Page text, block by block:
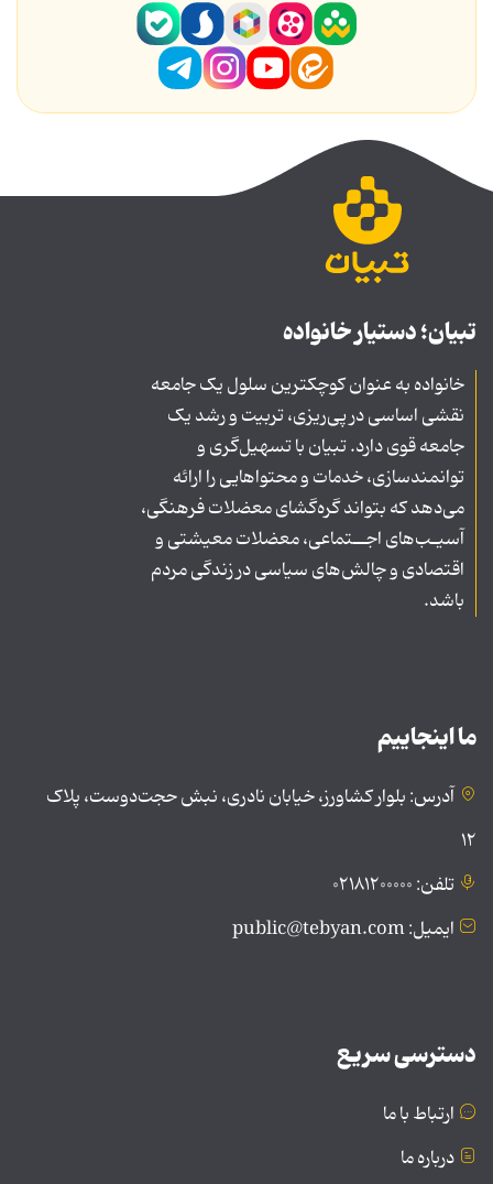
تبیان؛ دستیار خانواده
خانواده به عنوان کوچکترین سلول یک جامعه
نقشی اساسی در پی‌ریزی، تربیت و رشد یک
جامعه قوی دارد. تبیان با تسهیل‌گری و
توانمندسازی، خدمات و محتواهایی را ارائه
می‌دهد که بتواند گره‌گشای معضلات فرهنگی،
آسیـب‌های اجــتماعی، معضلات معیشتی و
اقتصادی و چالش‌های سیاسی در زندگی مردم
باشد.
ما اینجاییم
آدرس: بلوار کشاورز، خیابان نادری، نبش حجت‌دوست، پلاک
۱۲
تلفن: ۰۲۱۸۱۲۰۰۰۰۰
ایمیل: public@tebyan.com
دسترسی سریع
ارتباط با ما
درباره ما